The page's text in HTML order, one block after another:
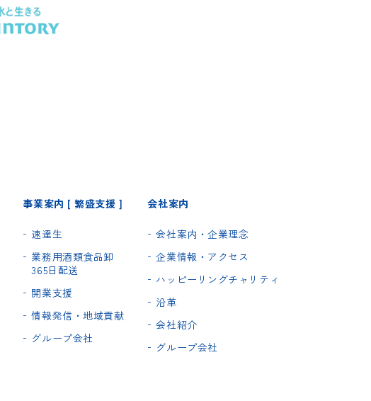
事業案内 [ 繁盛支援 ]
速達生
業務用酒類食品卸
365日配送
開業支援
情報発信・地域貢献
グループ会社
会社案内
会社案内・企業理念
企業情報・アクセス
ハッピーリングチャリティ
沿革
会社紹介
グループ会社